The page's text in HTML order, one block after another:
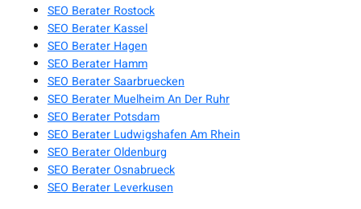
SEO Berater Rostock
SEO Berater Kassel
SEO Berater Hagen
SEO Berater Hamm
SEO Berater Saarbruecken
SEO Berater Muelheim An Der Ruhr
SEO Berater Potsdam
SEO Berater Ludwigshafen Am Rhein
SEO Berater Oldenburg
SEO Berater Osnabrueck
SEO Berater Leverkusen